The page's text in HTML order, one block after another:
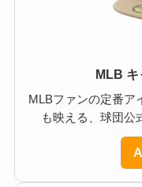
MLB キ
MLBファンの定番ア
も映える、球団公